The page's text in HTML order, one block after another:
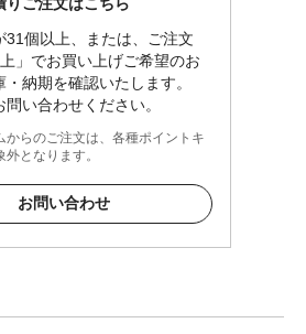
31個以上、または、ご注文
」でお買い上げご希望のお
納期を確認いたします。
問い合わせください。
らのご注文は、各種ポイントキ
となります。
お問い合わせ